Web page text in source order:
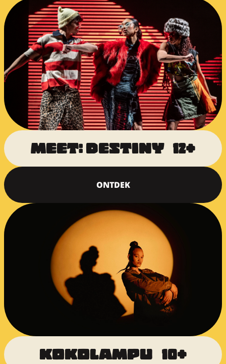
MEET: DESTINY   12+
ONTDEK
KOKOLAMPU   10+